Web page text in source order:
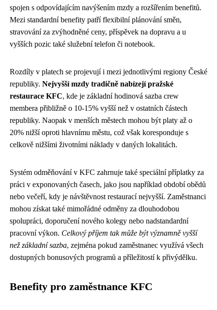
spojen s odpovídajícím navýšením mzdy a rozšířením benefitů.
Mezi standardní benefity patří flexibilní plánování směn,
stravování za zvýhodněné ceny, příspěvek na dopravu a u
vyšších pozic také služební telefon či notebook.
Rozdíly v platech se projevují i mezi jednotlivými regiony České
republiky. Nejvyšší mzdy tradičně nabízejí pražské
restaurace KFC, kde je základní hodinová sazba crew
membera přibližně o 10-15% vyšší než v ostatních částech
republiky. Naopak v menších městech mohou být platy až o
20% nižší oproti hlavnímu městu, což však koresponduje s
celkově nižšími životními náklady v daných lokalitách.
Systém odměňování v KFC zahrnuje také speciální příplatky za
práci v exponovaných časech, jako jsou například období obědů
nebo večeří, kdy je návštěvnost restaurací nejvyšší. Zaměstnanci
mohou získat také mimořádné odměny za dlouhodobou
spolupráci, doporučení nového kolegy nebo nadstandardní
pracovní výkon. Celkový příjem tak může být významně vyšší
než základní sazba, zejména pokud zaměstnanec využívá všech
dostupných bonusových programů a příležitostí k přivýdělku.
Benefity pro zaměstnance KFC